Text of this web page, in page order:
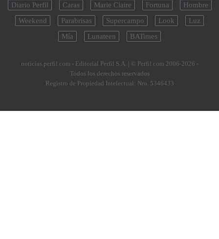
Diario Perfil Caras Marie Claire Fortuna
Hombre
Weekend
Parabrisas Supercampo Look
Luz
Mía
Lunateen BATimes
noticias.perfil.com - Editorial Perfil S.A. | © Perfil.com 2006-2026 -
Todos los derechos reservados
Registro de Propiedad Intelectual: Nro. 5346433